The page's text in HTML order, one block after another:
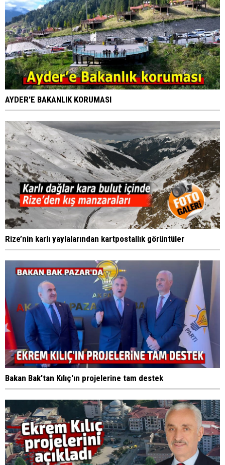
AYDER'E BAKANLIK KORUMASI
Rize’nin karlı yaylalarından kartpostallık görüntüler
Bakan Bak'tan Kılıç'ın projelerine tam destek